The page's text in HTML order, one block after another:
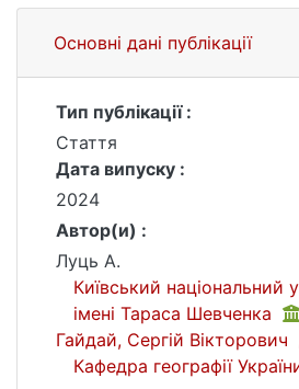
Основні дані публікації
Тип публікації :
Стаття
Дата випуску :
2024
Автор(и) :
Луць А.
Київський національний
імені Тараса Шевченка
Гайдай, Сергій Вікторович
Кафедра географії